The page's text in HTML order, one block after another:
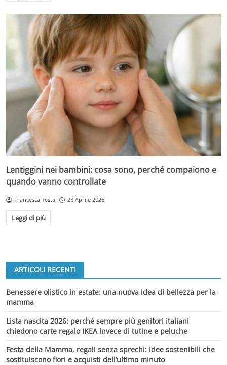
Lentiggini nei bambini: cosa sono, perché compaiono e
quando vanno controllate
Francesca Testa 28 Aprile 2026
Leggi di più
ARTICOLI RECENTI
Benessere olistico in estate: una nuova idea di bellezza per la
mamma
Lista nascita 2026: perché sempre più genitori italiani
chiedono carte regalo IKEA invece di tutine e peluche
Festa della Mamma, regali senza sprechi: idee sostenibili che
sostituiscono fiori e acquisti dell’ultimo minuto